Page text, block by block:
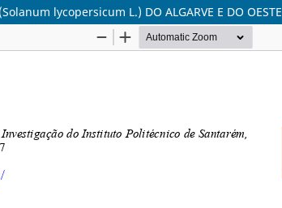
lycopersicum L.) DO ALGARVE E DO OESTE